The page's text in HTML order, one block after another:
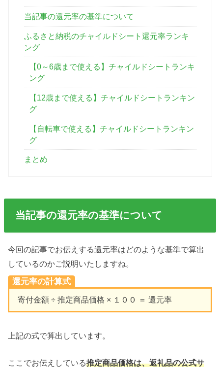
当記事の還元率の基準について
ふるさと納税のチャイルドシート還元率ランキ
ング
【0～6歳まで使える】チャイルドシートランキ
ング
【12歳まで使える】チャイルドシートランキン
グ
【自転車で使える】チャイルドシートランキン
グ
まとめ
当記事の還元率の基準について
今回の記事でお伝えする還元率はどのような基準で算出
しているのかご説明いたしますね。
還元率の計算式
寄付金額 ÷ 推定商品価格 × １００ ＝ 還元率
上記の式で算出しています。
ここでお伝えしている推定商品価格は、返礼品の公式サ